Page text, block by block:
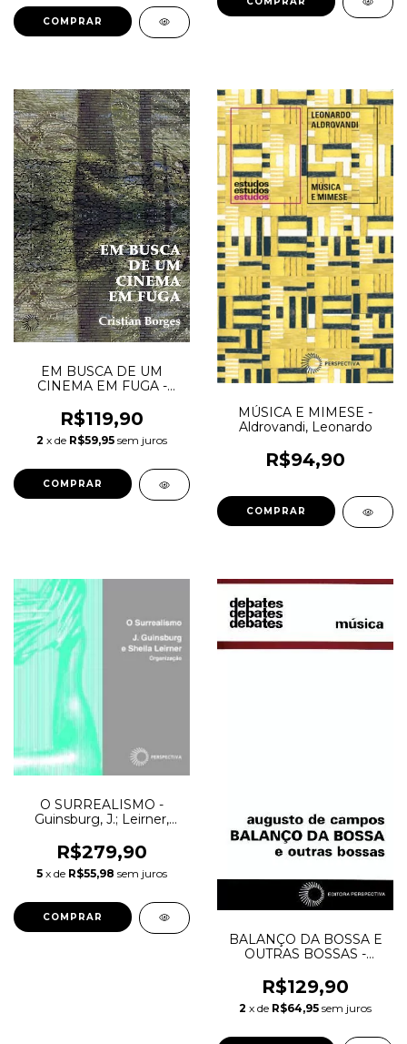
EM BUSCA DE UM
CINEMA EM FUGA -
R$119,90
2 x de R$59,95 sem juros
MÚSICA E MIMESE -
Aldrovandi, Leonardo
R$94,90
O SURREALISMO -
Guinsburg, J.; Leirner,
R$279,90
5 x de R$55,98 sem juros
BALANÇO DA BOSSA E
OUTRAS BOSSAS -
R$129,90
2 x de R$64,95 sem juros